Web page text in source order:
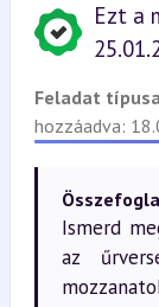
Ezt a
Feladat
hozzáadva:
Ismerd
az